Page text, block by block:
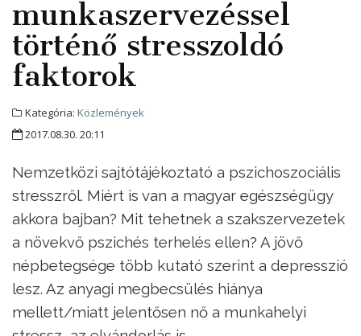
munkaszervezéssel
történő stresszoldó
faktorok
Kategória: Közlemények
2017.08.30. 20:11
Nemzetközi sajtótájékoztató a pszichoszociális
stresszről. Miért is van a magyar egészségügy
akkora bajban? Mit tehetnek a szakszervezetek
a növekvő pszichés terhelés ellen? A jövő
népbetegsége több kutató szerint a depresszió
lesz. Az anyagi megbecsülés hiánya
mellett/miatt jelentősen nő a munkahelyi